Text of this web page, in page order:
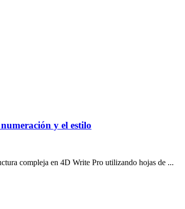
y el estilo
compleja en 4D Write Pro utilizando hojas de ...